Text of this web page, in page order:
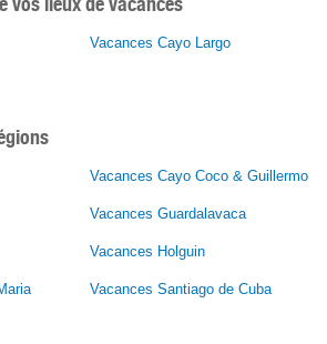
Vacances Cayo Largo
Vacances Cayo Coco & Guillermo
Vacances Guardalavaca
Vacances Holguin
Vacances Santiago de Cuba